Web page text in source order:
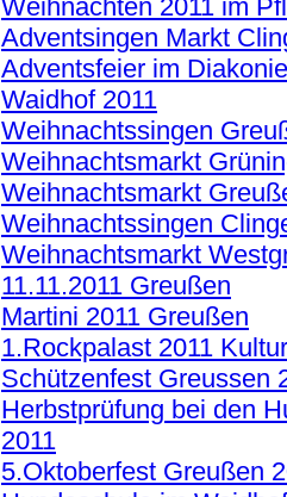
Weihnachten 2011 im
Adventsingen Markt
Adventsfeier im
Waidhof 2011
Weihnachtssingen
Weihnachtsmarkt
Weihnachtsmarkt
Weihnachtssingen
Weihnachtsmarkt
11.11.2011 Greußen
Martini 2011 Greußen
1.Rockpalast 2011
Schützenfest Greussen
Herbstprüfung bei den
2011
5.Oktoberfest Greußen